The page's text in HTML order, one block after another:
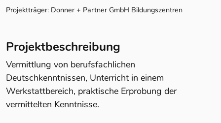
Projektträger: Donner + Partner GmbH Bildungszentren
Projektbeschreibung
Vermittlung von berufsfachlichen
Deutschkenntnissen, Unterricht in einem
Werkstattbereich, praktische Erprobung der
vermittelten Kenntnisse.